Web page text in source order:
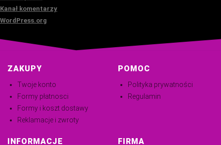
Kanał komentarzy
WordPress.org
ZAKUPY
Twoje konto
Formy płatnosci
Formy i koszt dostawy
Reklamacje i zwroty
POMOC
Polityka prywatności
Regulamin
INFORMACJE FIRMA